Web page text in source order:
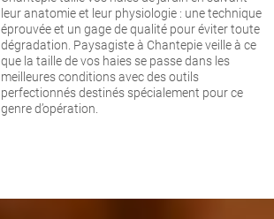
leur anatomie et leur physiologie : une technique
éprouvée et un gage de qualité pour éviter toute
dégradation. Paysagiste à Chantepie veille à ce
que la taille de vos haies se passe dans les
meilleures conditions avec des outils
perfectionnés destinés spécialement pour ce
genre d’opération.